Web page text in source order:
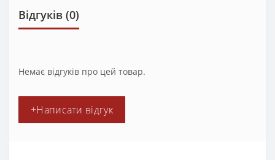
Відгуків (0)
Немає відгуків про цей товар.
+Написати відгук